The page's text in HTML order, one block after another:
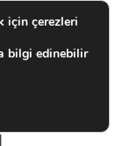
için çerezleri
bilgi edinebilir